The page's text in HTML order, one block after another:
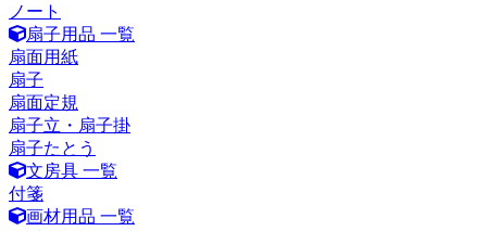
ノート
扇子用品 一覧
扇面用紙
扇子
扇面定規
扇子立・扇子掛
扇子たとう
文房具 一覧
付箋
画材用品 一覧